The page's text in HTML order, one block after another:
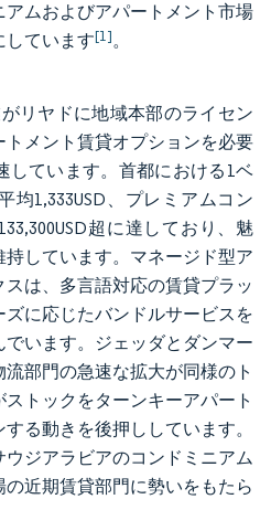
ムおよびアパートメント市場
しています[1]。
リヤドに地域本部のライセン
メント賃貸オプションを必要
しています。首都における1ベ
均1,333USD、プレミアムコン
超に達しており、魅
しています。マネージド型ア
は、多言語対応の賃貸プラッ
ズに応じたバンドルサービスを
います。ジェッダとダンマー
部門の急速な拡大が同様のト
トックをターンキーアパート
る動きを後押ししています。
ジアラビアのコンドミニアム
近期賃貸部門に勢いをもたら